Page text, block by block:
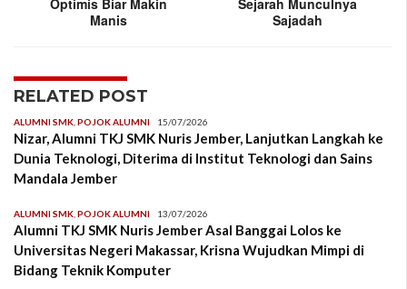
Optimis Biar Makin
Manis
Sejarah Munculnya
Sajadah
RELATED POST
ALUMNI SMK POJOK ALUMNI 15/07/2026
Nizar, Alumni TKJ SMK Nuris Jember, Lanjutkan Langkah ke
Dunia Teknologi, Diterima di Institut Teknologi dan Sains
Mandala Jember
ALUMNI SMK POJOK ALUMNI 13/07/2026
Alumni TKJ SMK Nuris Jember Asal Banggai Lolos ke
Universitas Negeri Makassar, Krisna Wujudkan Mimpi di
Bidang Teknik Komputer